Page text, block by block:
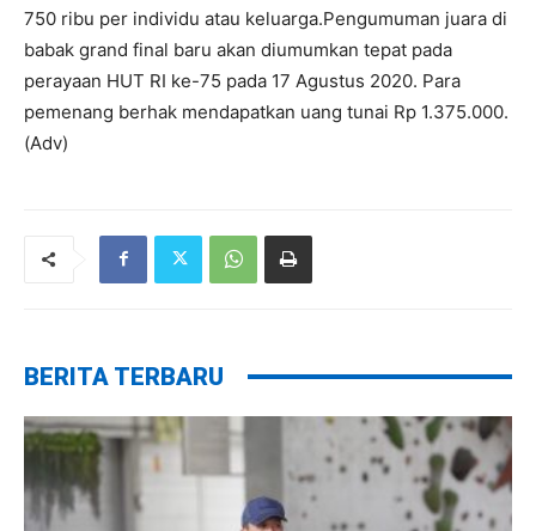
750 ribu per individu atau keluarga.Pengumuman juara di
babak grand final baru akan diumumkan tepat pada
perayaan HUT RI ke-75 pada 17 Agustus 2020. Para
pemenang berhak mendapatkan uang tunai Rp 1.375.000.
(Adv)
BERITA TERBARU